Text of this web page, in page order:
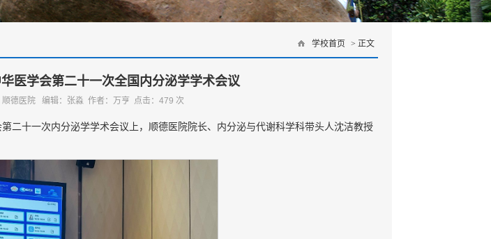
学校首页 > 正文
医学会第二十一次全国内分泌学学术会议
德医院 编辑：张淼 作者：万亨 点击： 479 次
二十一次内分泌学学术会议上，顺德医院院长、内分泌与代谢科学科带头人沈洁教授